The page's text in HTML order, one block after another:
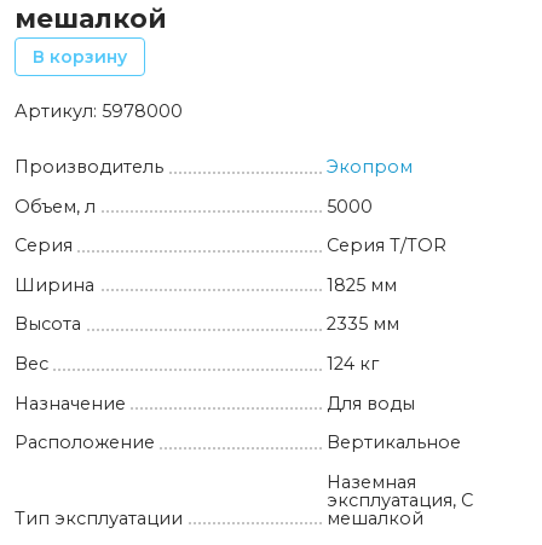
мешалкой
В корзину
Артикул: 5978000
Производитель
Экопром
Объем, л
5000
Серия
Серия T/TOR
Ширина
1825 мм
Высота
2335 мм
Вес
124 кг
Назначение
Для воды
Расположение
Вертикальное
Тип эксплуатации
Наземная
эксплуатация, С
мешалкой